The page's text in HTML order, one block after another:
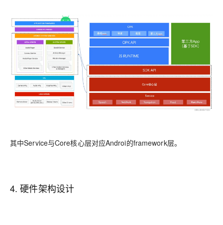
其中Service与Core核心层对应Androi的framework层。
4. 硬件架构设计